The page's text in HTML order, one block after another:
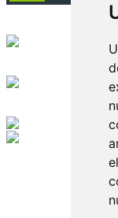
Edición digital con
Playa Revolcadero
CIUDAD DE
Conmutador
© 2000-2026